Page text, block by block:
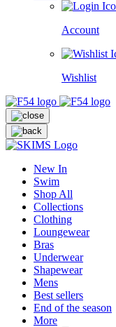
Account
Wishlist
New In
Swim
Shop All
Collections
Clothing
Loungewear
Bras
Underwear
Shapewear
Mens
Best sellers
End of the season
More